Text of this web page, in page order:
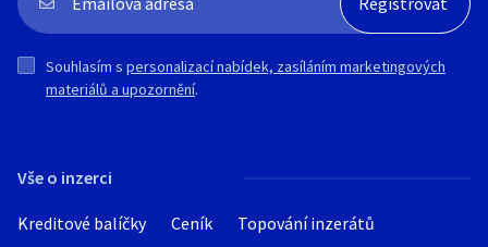
Vše o inzerci
Kreditové balíčky Ceník
Topování inzerátů
Souhlasím s personalizací nabídek, zasíláním marketingových
materiálů a upozornění.